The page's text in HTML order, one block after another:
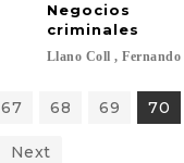
Negocios
criminales
Llano Coll , Fernando
67 68 69 70
Next